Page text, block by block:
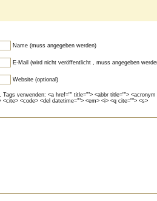
Name (muss angegeben werden)
E-Mail (wird nicht veröffentlicht , muss angegeben
Website (optional)
verwenden: <a href="" title=""> <abbr title=""> <acronym
<cite> <code> <del datetime=""> <em> <i> <q cite=""> <s>